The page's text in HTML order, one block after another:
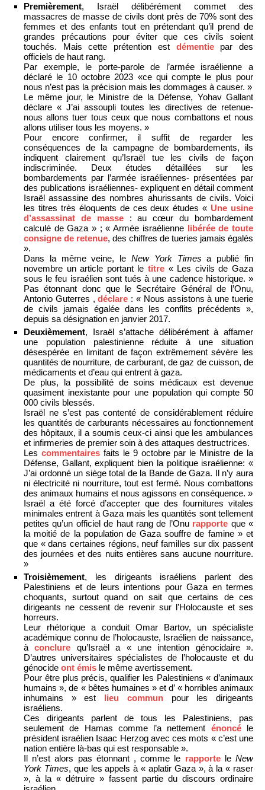
Premièrement, Israël délibérément commet des
massacres de masse de civils dont près de 70% sont des
femmes et des enfants tout en prétendant qu’il prend de
grandes précautions pour éviter que ces civils soient
touchés. Mais cette prétention est démentiepar des
officiels de haut rang.
Par exemple, le porte-parole de l’armée israélienne a
déclaré le 10 octobre 2023 «ce qui compte le plus pour
nous n’est pas la précision mais les dommages à causer. »
Le même jour, le Ministre de la Défense, Yohav Gallant
déclare « J’ai assoupli toutes les directives de retenue-
nous allons tuer tous ceux que nous combattons et nous
allons utiliser tous les moyens. »
Pour encore confirmer, il suffit de regarder les
conséquences de la campagne de bombardements, ils
indiquent clairement qu’Israël tue les civils de façon
indiscriminée. Deux études détaillées sur les
bombardements par l’armée israéliennes- présentées par
des publications israéliennes- expliquent en détail comment
Israël assassine des nombres ahurissants de civils. Voici
les titres très éloquents de ces deux études « Une usine
d’assassinat de masse: au cœur du bombardement
calculé de Gaza » ; « Armée israélienne libérée de toute
consigne de retenue, des chiffres de tueries jamais égalés
».
Dans la même veine, le New York Times a publié fin
novembre un article portant le titre « Les civils de Gaza
sous le feu israélien sont tués à une cadence historique. »
Pas étonnant donc que le Secrétaire Général de l’Onu,
Antonio Guterres ,déclare : « Nous assistons à une tuerie
de civils jamais égalée dans les conflits précédents »,
depuis sa désignation en janvier 2017.
Deuxièmement, Israël s’attache délibérément à affamer
une population palestinienne réduite à une situation
désespérée en limitant de façon extrêmement sévère les
quantités de nourriture, de carburant, de gaz de cuisson, de
médicaments et d’eau qui entrent à gaza.
De plus, la possibilité de soins médicaux est devenue
quasiment inexistante pour une population qui compte 50
000 civils blessés.
Israël ne s’est pas contenté de considérablement réduire
les quantités de carburants nécessaires au fonctionnement
des hôpitaux, il a soumis ceux-ci ainsi que les ambulances
et infirmeries de premier soin à des attaques destructrices.
Les commentairesfaits le 9 octobre par le Ministre de la
Défense, Gallant, expliquent bien la politique israélienne: «
J’ai ordonné un siège total de la Bande de Gaza. Il n’y aura
ni électricité ni nourriture, tout est fermé. Nous combattons
des animaux humains et nous agissons en conséquence. »
Israël a été forcé d’accepter que des fournitures vitales
minimales entrent à Gaza mais les quantités sont tellement
petites qu’un officiel de haut rang de l’Onu rapporte que «
la moitié de la population de Gaza souffre de famine » et
que « dans certaines régions, neuf familles sur dix passent
des journées et des nuits entières sans aucune nourriture.
»
Troisièmement, les dirigeants israéliens parlent des
Palestiniens et de leurs intentions pour Gaza en termes
choquants, surtout quand on sait que certains de ces
dirigeants ne cessent de revenir sur l’Holocauste et ses
horreurs.
Leur rhétorique a conduit Omar Bartov, un spécialiste
académique connu de l’holocauste, Israélien de naissance,
àconclure qu’Israël a « une intention génocidaire ».
D’autres universitaires spécialistes de l’holocauste et du
génocide ont émis le même avertissement.
Pour être plus précis, qualifier les Palestiniens « d’animaux
humains », de « bêtes humaines » et d’ « horribles animaux
inhumains » est lieu communpour les dirigeants
israéliens.
Ces dirigeants parlent de tous les Palestiniens, pas
seulement de Hamas comme l’a nettement énoncéle
président israélien Isaac Herzog avec ces mots « c’est une
nation entière là-bas qui est responsable ».
Il n’est alors pas étonnant , comme le rapporteleNew
York Times, que les appels à « aplatir Gaza », à la « raser
», à la « détruire » fassent partie du discours ordinaire